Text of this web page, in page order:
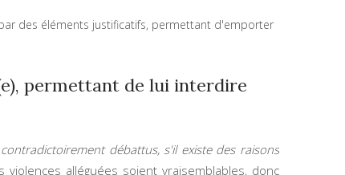
des éléments justificatifs, permettant d'emporter
permettant de lui interdire
débattus, s'il existe des raisons
alléguées soient vraisemblables, donc